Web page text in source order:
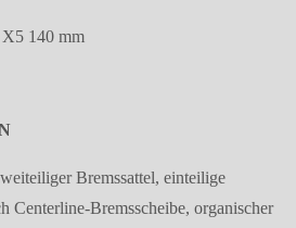
140 mm
Bremssattel, einteilige
Centerline-Bremsscheibe, organischer